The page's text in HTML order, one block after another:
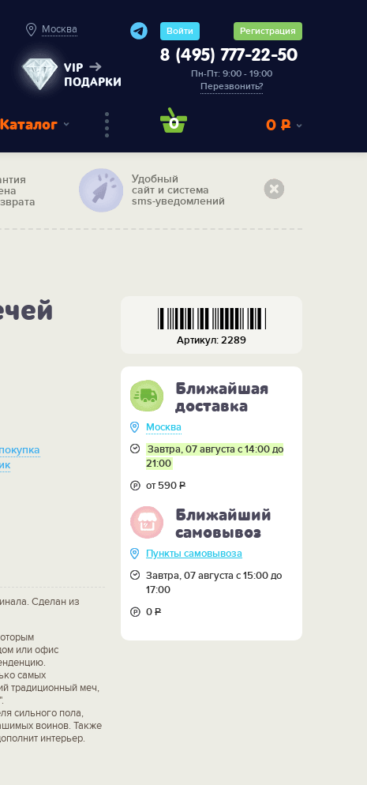
Москва
VIP
ПОДАРКИ
Войти Регистрация
8 (495) 777-22-50
Пн-Пт: 9:00 - 19:00
Перезвонить?
Каталог 0 0 Р
Удобный
сайт и система
sms-уведомлений
Сделан из
или офис
самых
традиционный меч,
сильного пола,
воинов. Также
интерьер.
Артикул: 2289
Ближайшая
доставка
Москва
Завтра, 07 августа с 14:00 до
21:00
от 590Р
Ближайший
самовывоз
Пункты самовывоза
Завтра, 07 августа с 15:00 до
17:00
0Р